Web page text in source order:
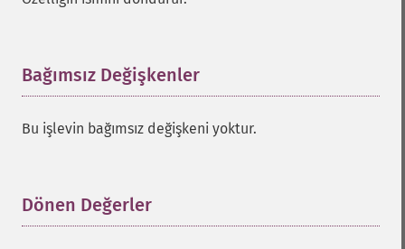
Bağımsız Değişkenler
Bu işlevin bağımsız değişkeni yoktur.
Dönen Değerler